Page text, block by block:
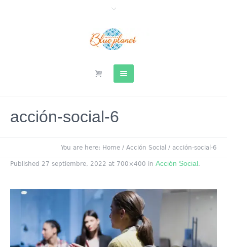
acción-social-6
You are here: Home / Acción Social / acción-social-6
Published 27 septiembre, 2022 at 700×400 in Acción Social.